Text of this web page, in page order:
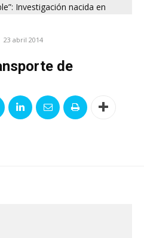
Investigación nacida en
23 abril 2014
de